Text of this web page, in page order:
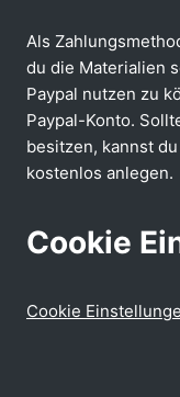
Als
du die Materialien
Paypal nutzen zu
Paypal-Konto.
besitzen, kannst
kostenlos anlegen.
Cookie
Cookie